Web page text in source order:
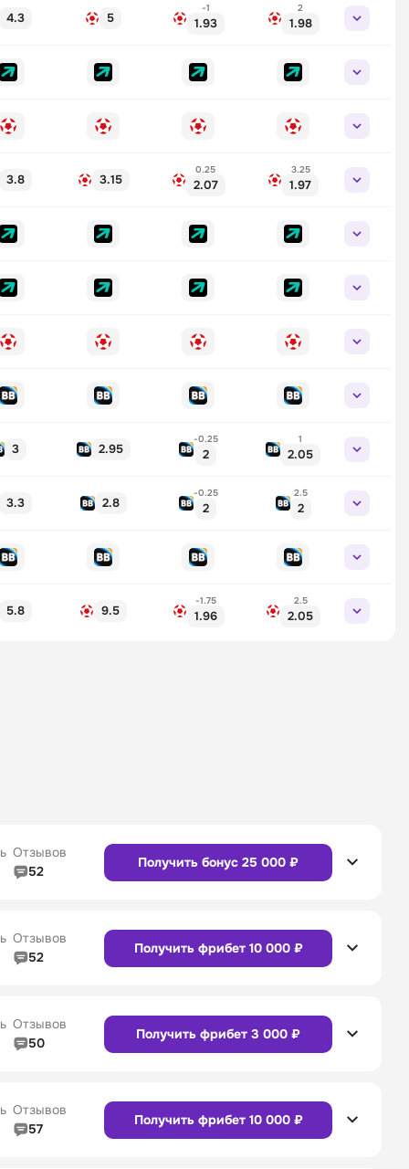
4.3 5
-1
1.93
2
1.98
3.8 3.15
0.25
2.07
3.25
1.97
3 2.95
-0.25
2
1
2.05
3.3 2.8
-0.25
2
2.5
2
5.8 9.5
-1.75
1.96
2.5
2.05
Отзывов
52
Получить бонус 25 000 ₽
Сайт Приложение
Отзывов
52
Получить фрибет 10 000 ₽
Сайт Приложение
Отзывов
50
Получить фрибет 3 000 ₽
Отзывов
57
Получить фрибет 10 000 ₽